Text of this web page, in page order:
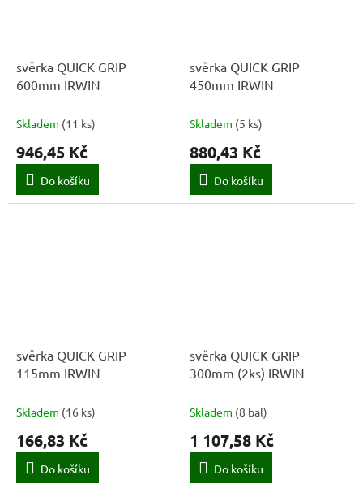
svěrka QUICK GRIP
600mm IRWIN
Skladem (11 ks)
946,45 Kč
Do košíku
svěrka QUICK GRIP
450mm IRWIN
Skladem (5 ks)
880,43 Kč
Do košíku
svěrka QUICK GRIP
115mm IRWIN
Skladem (16 ks)
166,83 Kč
Do košíku
svěrka QUICK GRIP
300mm (2ks) IRWIN
Skladem (8 bal)
1 107,58 Kč
Do košíku